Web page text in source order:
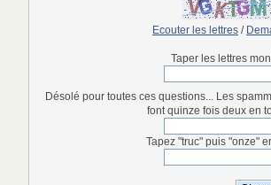
Ecouter les lettres /
Taper les lettres
Désolé pour toutes ces questions... Les
font quinze fois deux en
Tapez "truc" puis "onze"